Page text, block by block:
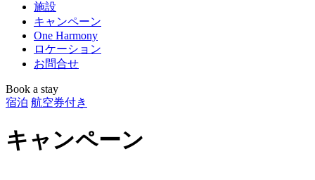
施設
キャンペーン
One Harmony
ロケーション
お問合せ
Book a stay
宿泊 航空券付き
キャンペーン